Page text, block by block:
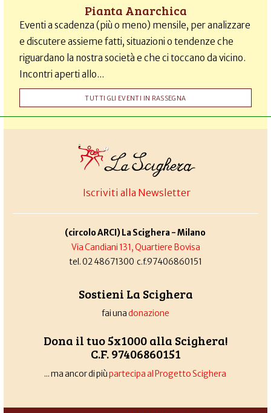
Pianta Anarchica
Eventi a scadenza (più o meno) mensile, per analizzare
e discutere assieme fatti, situazioni o tendenze che
riguardano la nostra società e che ci toccano da vicino.
Incontri aperti allo...
TUTTI GLI EVENTI IN RASSEGNA
Iscriviti alla Newsletter
(circolo ARCI) La Scighera - Milano
Via Candiani 131, Quartiere Bovisa
tel. 02 48671300 c.f.97406860151
Sostieni La Scighera
fai unadonazione
Dona il tuo 5x1000 alla Scighera!
C.F. 97406860151
... ma ancor di piùpartecipa al Progetto Scighera